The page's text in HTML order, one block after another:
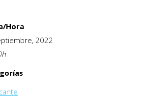
Hora
2022
h